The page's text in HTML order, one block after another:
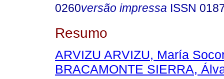
0260versão impressa ISSN
Resumo
ARVIZU ARVIZU, María
BRACAMONTE SIERRA,